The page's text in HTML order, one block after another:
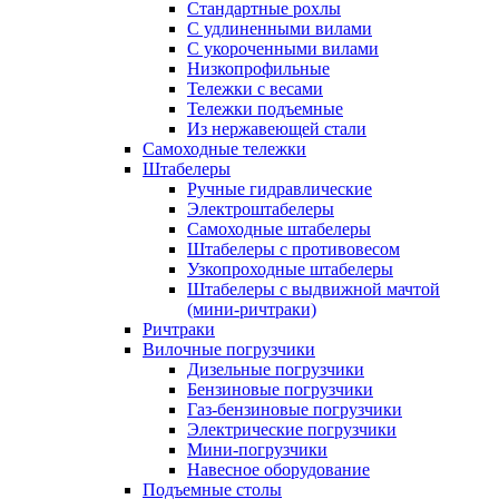
Стандартные рохлы
С удлиненными вилами
С укороченными вилами
Низкопрофильные
Тележки с весами
Тележки подъемные
Из нержавеющей стали
Самоходные тележки
Штабелеры
Ручные гидравлические
Электроштабелеры
Самоходные штабелеры
Штабелеры с противовесом
Узкопроходные штабелеры
Штабелеры с выдвижной мачтой
(мини-ричтраки)
Ричтраки
Вилочные погрузчики
Дизельные погрузчики
Бензиновые погрузчики
Газ-бензиновые погрузчики
Электрические погрузчики
Мини-погрузчики
Навесное оборудование
Подъемные столы